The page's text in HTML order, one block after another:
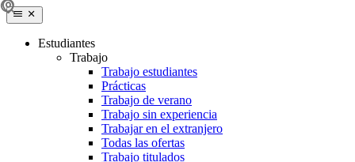
Estudiantes
Trabajo
Trabajo estudiantes
Prácticas
Trabajo de verano
Trabajo sin experiencia
Trabajar en el extranjero
Todas las ofertas
Trabajo titulados